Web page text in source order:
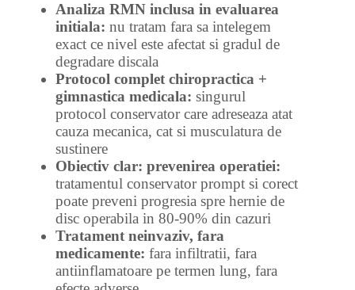
Analiza RMN inclusa in evaluarea
initiala: nu tratam fara sa intelegem
exact ce nivel este afectat si gradul de
degradare discala
Protocol complet chiropractica +
gimnastica medicala: singurul
protocol conservator care adreseaza atat
cauza mecanica, cat si musculatura de
sustinere
Obiectiv clar: prevenirea operatiei:
tratamentul conservator prompt si corect
poate preveni progresia spre hernie de
disc operabila in 80-90% din cazuri
Tratament neinvaziv, fara
medicamente: fara infiltratii, fara
antiinflamatoare pe termen lung, fara